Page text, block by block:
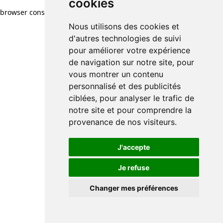
cookies
Nous utilisons des cookies et
d'autres technologies de suivi
pour améliorer votre expérience
de navigation sur notre site, pour
vous montrer un contenu
personnalisé et des publicités
ciblées, pour analyser le trafic de
notre site et pour comprendre la
provenance de nos visiteurs.
J'accepte
Je refuse
Changer mes préférences
browser console for more information)